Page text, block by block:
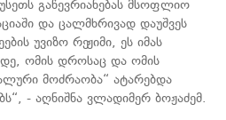
გაწევრიანებას მსოფლიო
და ცალმხრივად დაუშვეს
უვიზო რეჟიმი, ეს იმას
ომის დროსაც და ომის
მოძრაობა“ ატარებდა
- აღნიშნა ვლადიმერ ბოჟაძემ.